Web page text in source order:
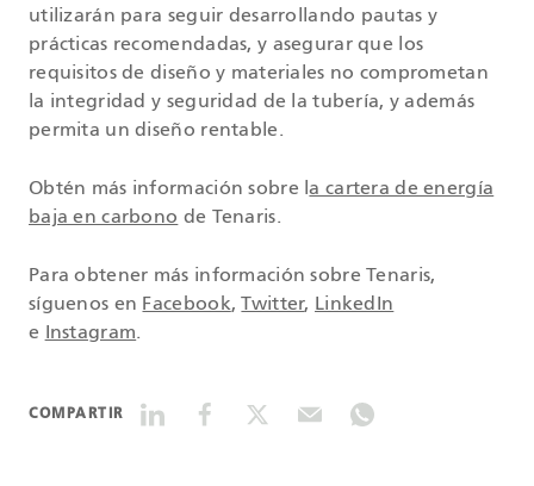
utilizarán para seguir desarrollando pautas y
prácticas recomendadas, y asegurar que los
requisitos de diseño y materiales no comprometan
la integridad y seguridad de la tubería, y además
permita un diseño rentable.
Obtén más información sobre la cartera de energía
baja en carbono de Tenaris.
Para obtener más información sobre Tenaris,
síguenos en Facebook, Twitter, LinkedIn
e Instagram.
COMPARTIR